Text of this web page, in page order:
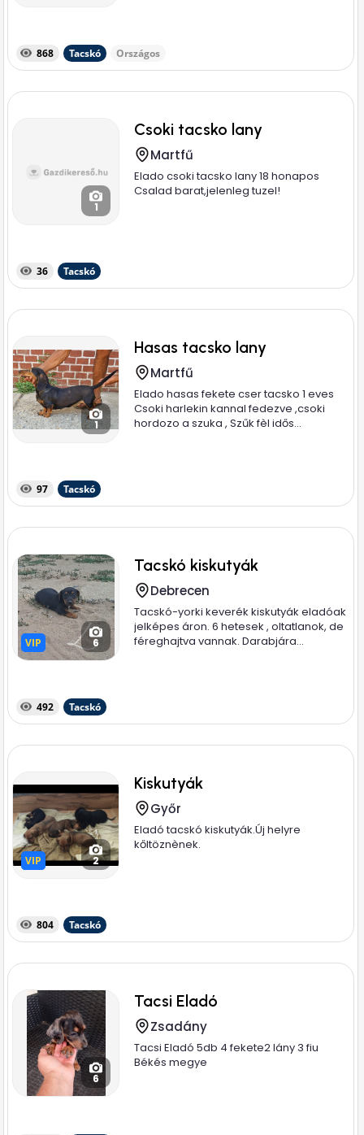
868 Tacskó Országos
1
Csoki tacsko lany
Martfű
Elado csoki tacsko lany 18 honapos
Csalad barat,jelenleg tuzel!
36 Tacskó
1
Hasas tacsko lany
Martfű
Elado hasas fekete cser tacsko 1 eves
Csoki harlekin kannal fedezve ,csoki
hordozo a szuka , Szűk fèl idős...
97 Tacskó
VIP
VIP 6
Tacskó kiskutyák
Debrecen
Tacskó-yorki keverék kiskutyák eladóak
jelképes áron. 6 hetesek , oltatlanok, de
féreghajtva vannak. Darabjára...
492 Tacskó
VIP
VIP 2
Kiskutyák
Győr
Eladó tacskó kiskutyák.Új helyre
kőltöznènek.
804 Tacskó
6
Tacsi Eladó
Zsadány
Tacsi Eladó 5db 4 fekete2 lány 3 fiu
Békés megye